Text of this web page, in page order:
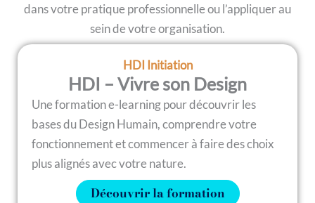
dans votre pratique professionnelle ou l’appliquer au
sein de votre organisation.
HDI Initiation
HDI – Vivre son Design
Une formation e-learning pour découvrir les
bases du Design Humain, comprendre votre
fonctionnement et commencer à faire des choix
plus alignés avec votre nature.
Découvrir la formation